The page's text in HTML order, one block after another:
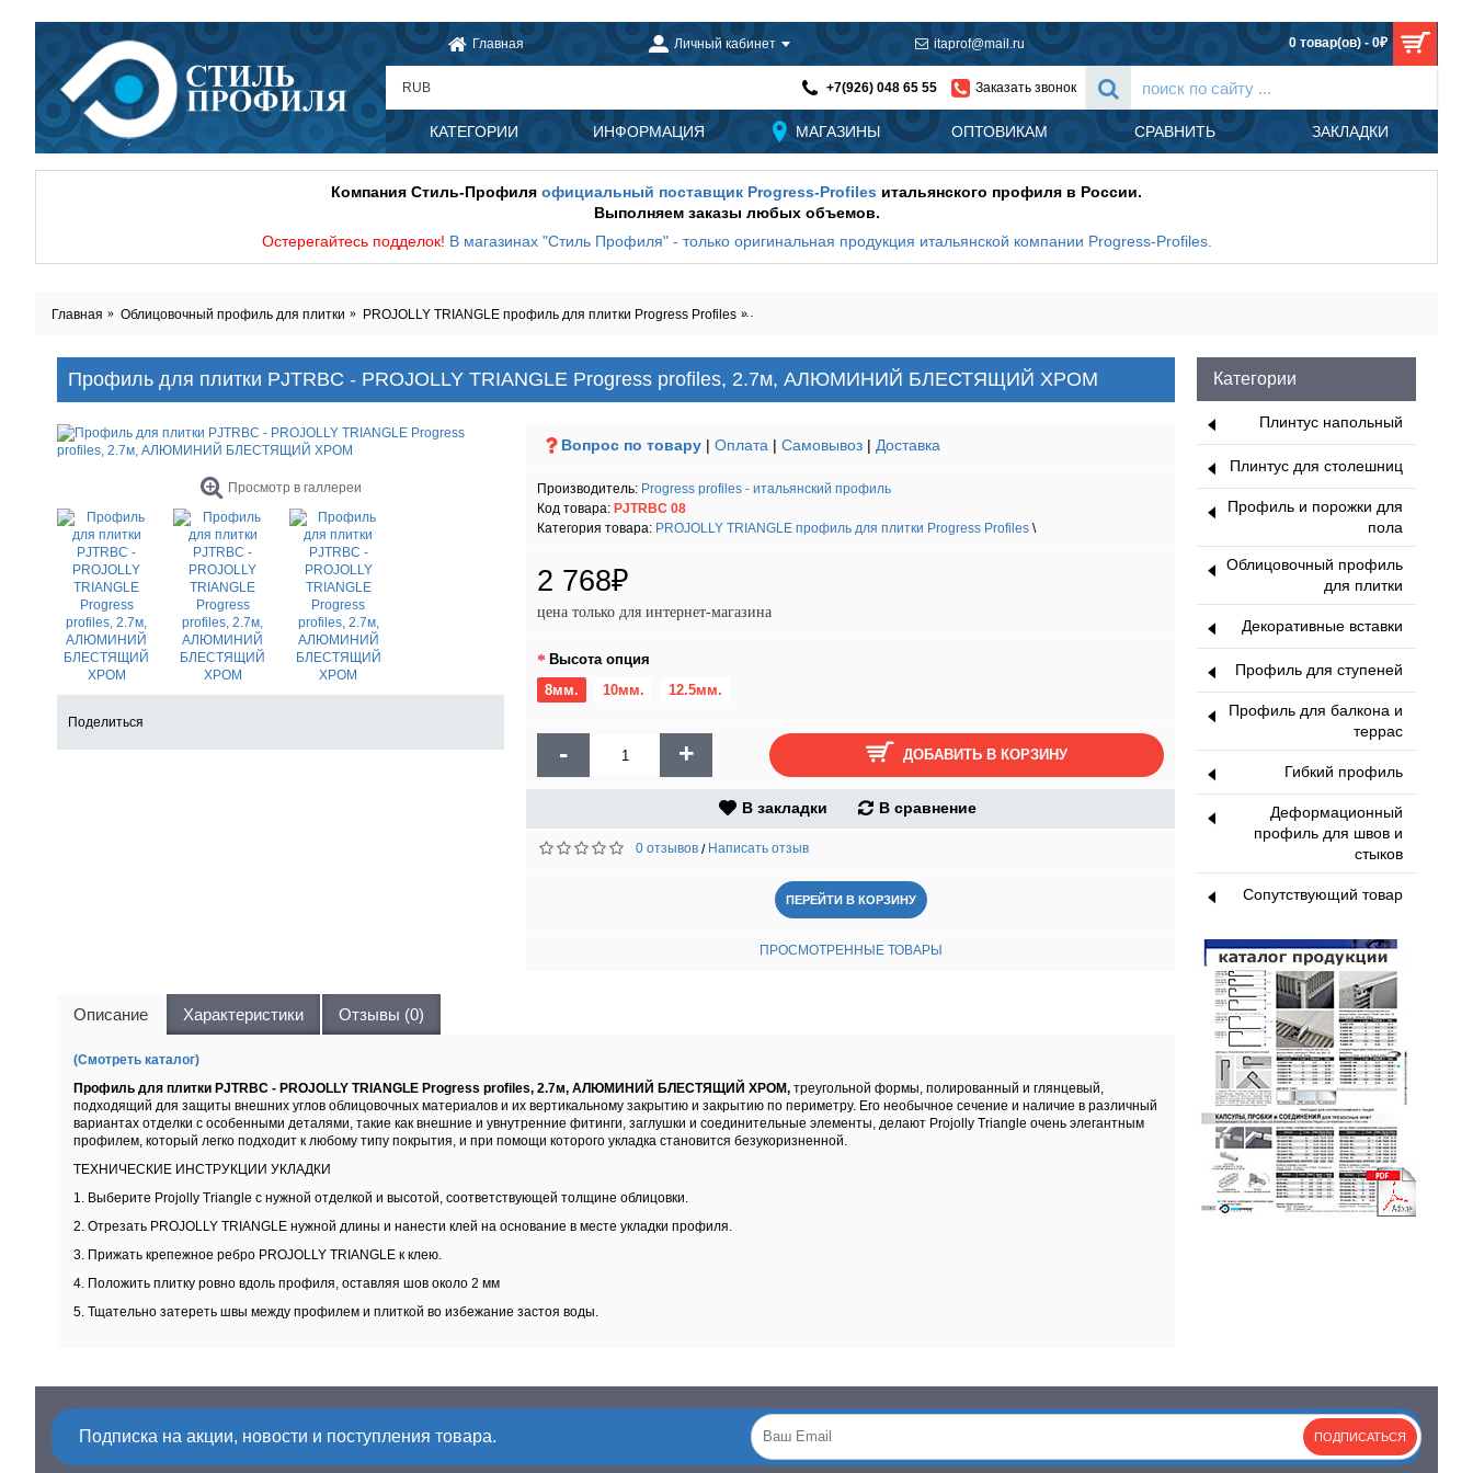
Главная Личный кабинет itaprof@mail.ru 0 товар(ов) - 0₽
RUB +7(926) 048 65 55 Заказать звонок
КАТЕГОРИИ ИНФОРМАЦИЯ МАГАЗИНЫ ОПТОВИКАМ СРАВНИТЬ ЗАКЛАДКИ
Компания Стиль-Профиля официальный поставщик Progress-Profiles итальянского профиля в России.
Выполняем заказы любых объемов.
Остерегайтесь подделок! В магазинах "Стиль Профиля" - только оригинальная продукция итальянской компании Progress-Profiles.
Главная Облицовочный профиль для плитки PROJOLLY TRIANGLE профиль для плитки Progress Profiles
Категории
Плинтус напольный
Плинтус для столешниц
Профиль и порожки для
пола
Облицовочный профиль
для плитки
Декоративные вставки
Профиль для ступеней
Профиль для балкона и
террас
Гибкий профиль
Деформационный
профиль для швов и
стыков
Сопутствующий товар
Профиль для плитки PJTRBC - PROJOLLY TRIANGLE Progress profiles, 2.7м, АЛЮМИНИЙ БЛЕСТЯЩИЙ ХРОМ
Просмотр в галлереи
Поделиться
Вопрос по товару | Оплата | Самовывоз | Доставка
Производитель: Progress profiles - итальянский профиль
Код товара: PJTRBC 08
Категория товара: PROJOLLY TRIANGLE профиль для плитки Progress Profiles \
2 768₽
цена только для интернет-магазина
Высота опция
8мм.
10мм. 12.5мм.
- + ДОБАВИТЬ В КОРЗИНУ
В закладки В сравнение
0 отзывов / Написать отзыв
ПЕРЕЙТИ В КОРЗИНУ
ПРОСМОТРЕННЫЕ ТОВАРЫ
Описание Характеристики Отзывы (0)
(Смотреть каталог)
Профиль для плитки PJTRBC - PROJOLLY TRIANGLE Progress profiles, 2.7м, АЛЮМИНИЙ БЛЕСТЯЩИЙ ХРОМ, треугольной формы, полированный и глянцевый,
подходящий для защиты внешних углов облицовочных материалов и их вертикальному закрытию и закрытию по периметру. Его необычное сечение и наличие в различный
вариантах отделки с особенными деталями, такие как внешние и увнутренние фитинги, заглушки и соединительные элементы, делают Projolly Triangle очень элегантным
профилем, который легко подходит к любому типу покрытия, и при помощи которого укладка становится безукоризненной.
ТЕХНИЧЕСКИЕ ИНСТРУКЦИИ УКЛАДКИ
1. Выберите Projolly Triangle с нужной отделкой и высотой, соответствующей толщине облицовки.
2. Отрезать PROJOLLY TRIANGLE нужной длины и нанести клей на основание в месте укладки профиля.
3. Прижать крепежное ребро PROJOLLY TRIANGLE к клею.
4. Положить плитку ровно вдоль профиля, оставляя шов около 2 мм
5. Тщательно затереть швы между профилем и плиткой во избежание застоя воды.
Подписка на акции, новости и поступления товара. ПОДПИСАТЬСЯ